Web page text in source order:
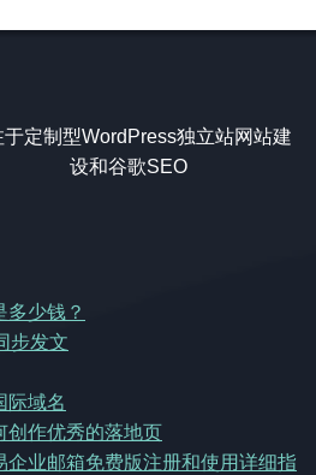
于定制型WordPress独立站网站建
设和谷歌SEO
多少钱？
步发文
际域名
创作优秀的落地页
企业邮箱免费版注册和使用详细指